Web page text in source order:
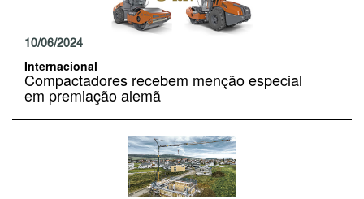
10/06/2024
Internacional
Compactadores recebem menção especial
em premiação alemã